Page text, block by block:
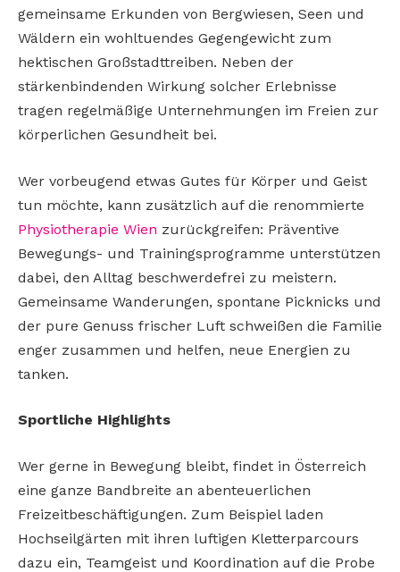
gemeinsame Erkunden von Bergwiesen, Seen und
Wäldern ein wohltuendes Gegengewicht zum
hektischen Großstadttreiben. Neben der
stärkenbindenden Wirkung solcher Erlebnisse
tragen regelmäßige Unternehmungen im Freien zur
körperlichen Gesundheit bei.
Wer vorbeugend etwas Gutes für Körper und Geist
tun möchte, kann zusätzlich auf die renommierte
Physiotherapie Wien zurückgreifen: Präventive
Bewegungs- und Trainingsprogramme unterstützen
dabei, den Alltag beschwerdefrei zu meistern.
Gemeinsame Wanderungen, spontane Picknicks und
der pure Genuss frischer Luft schweißen die Familie
enger zusammen und helfen, neue Energien zu
tanken.
Sportliche Highlights
Wer gerne in Bewegung bleibt, findet in Österreich
eine ganze Bandbreite an abenteuerlichen
Freizeitbeschäftigungen. Zum Beispiel laden
Hochseilgärten mit ihren luftigen Kletterparcours
dazu ein, Teamgeist und Koordination auf die Probe